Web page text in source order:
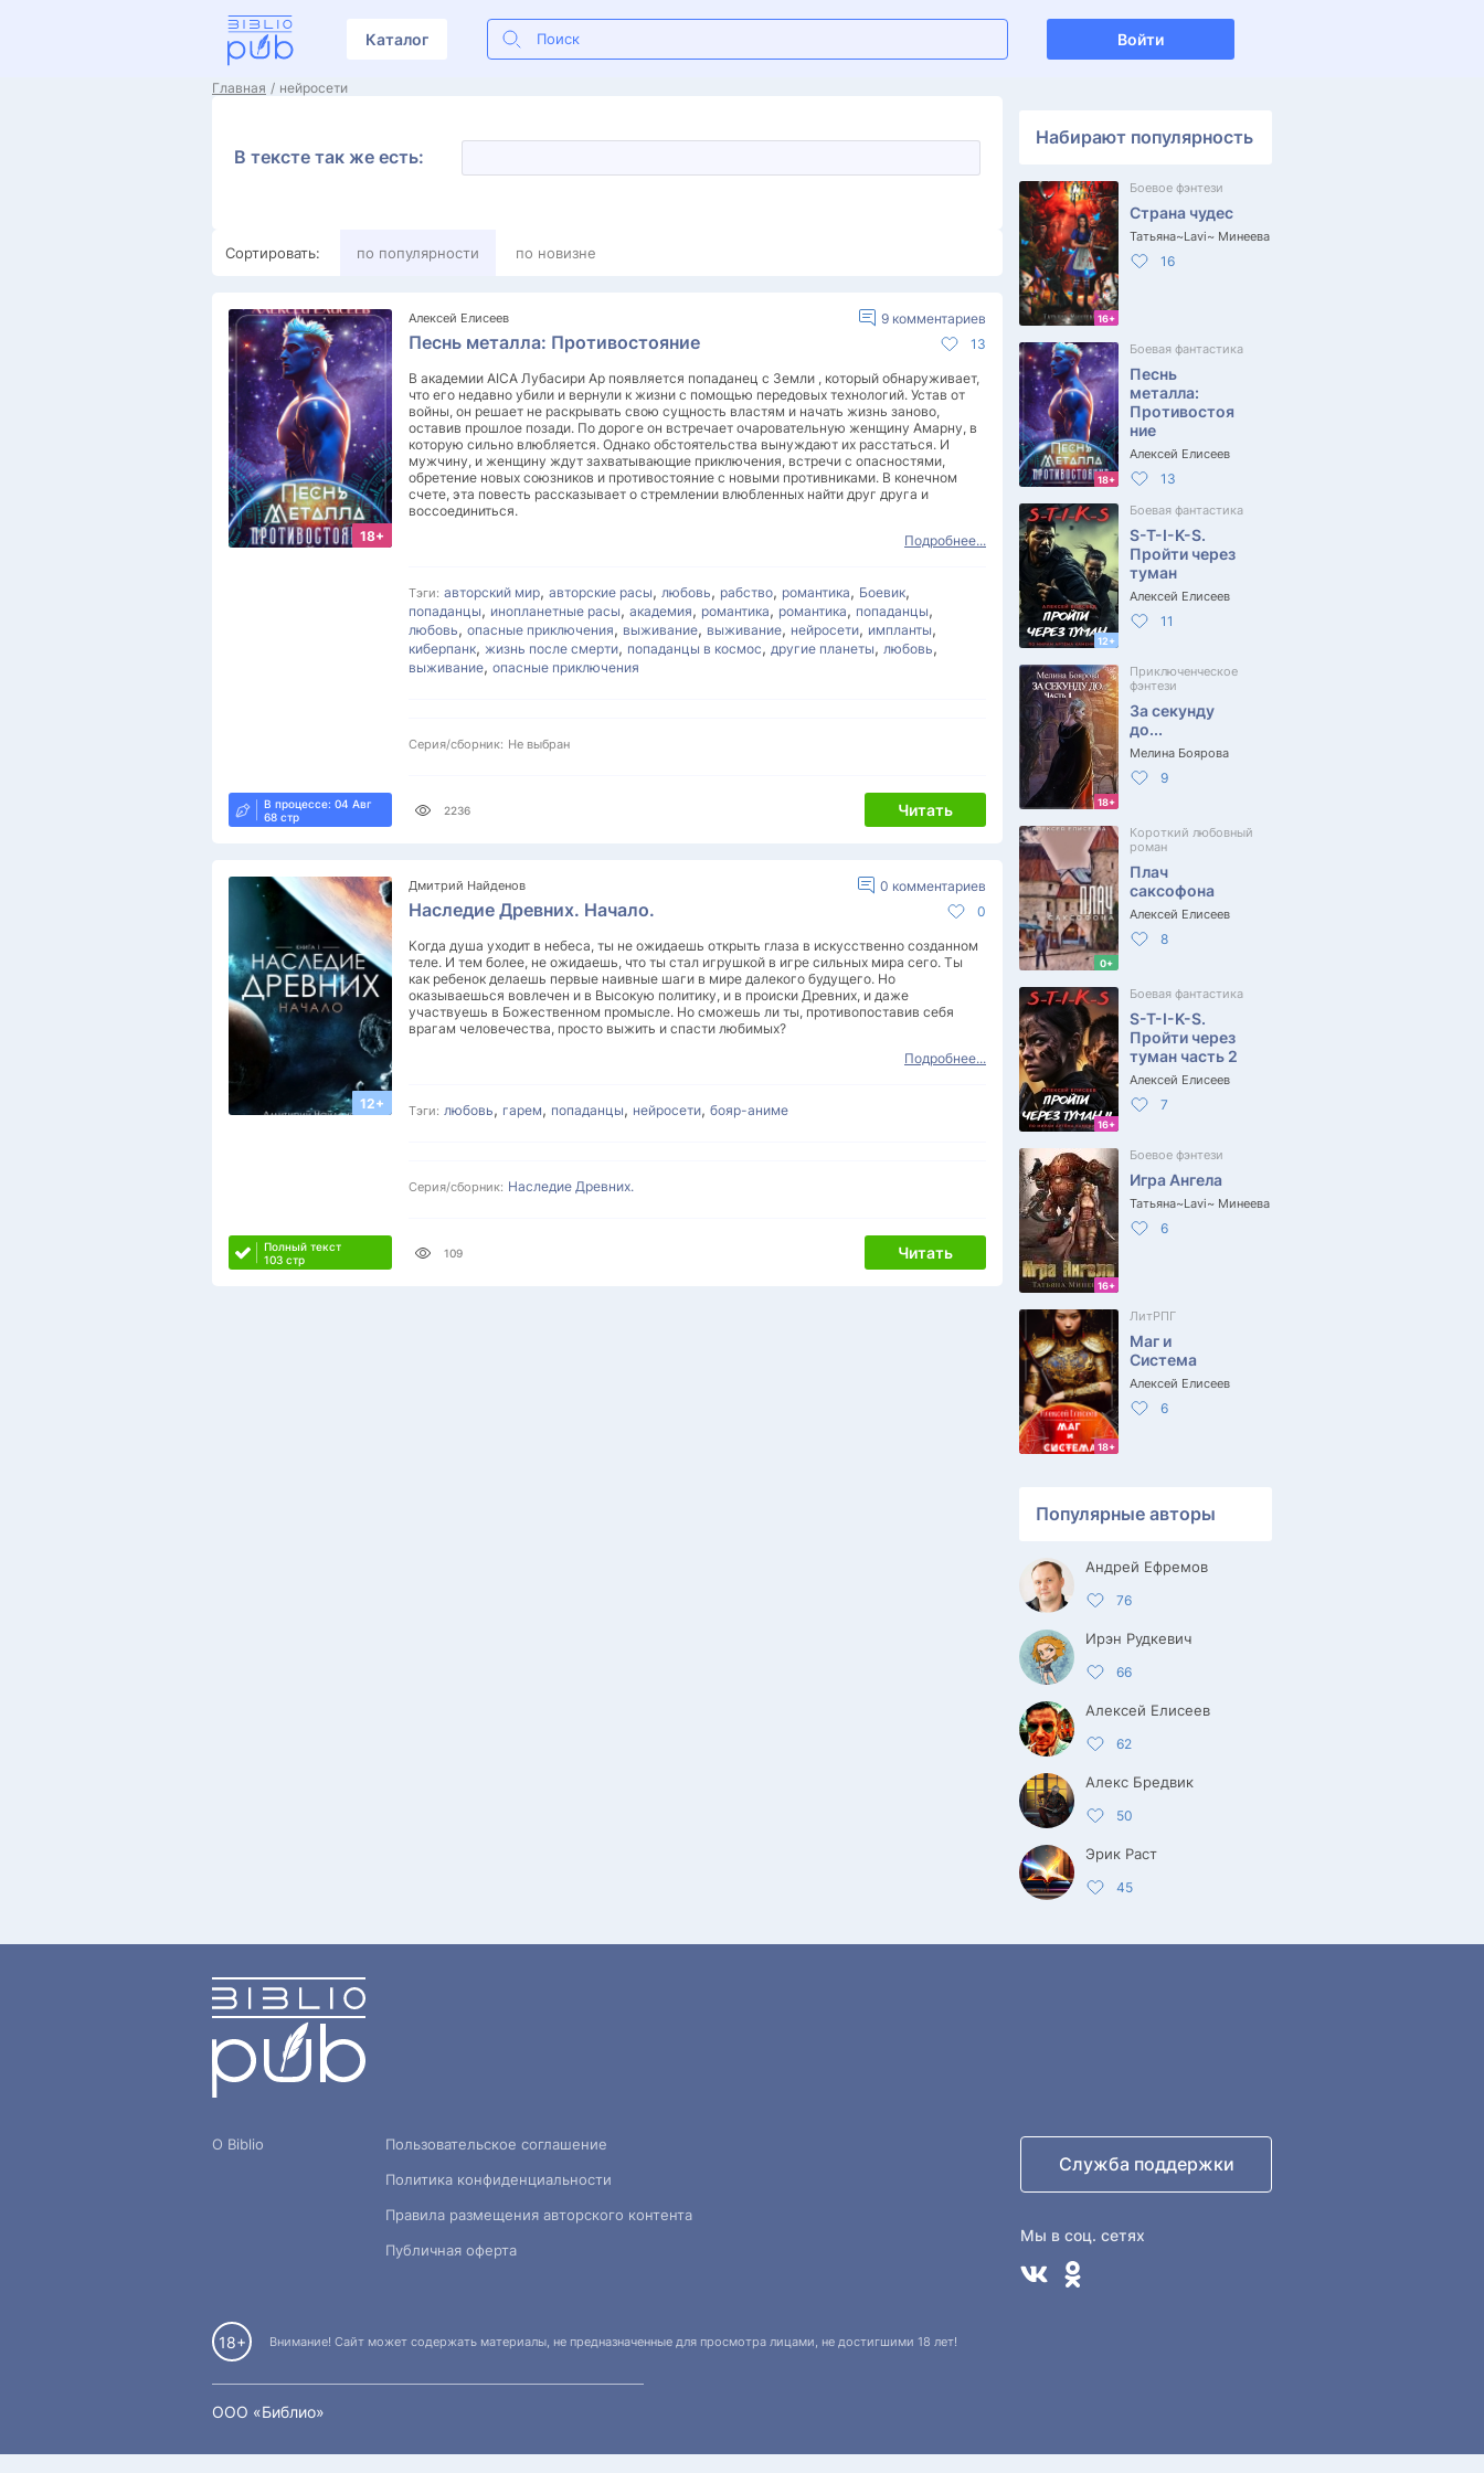
Каталог Войти
Главная нейросети
В тексте так же есть:
Сортировать: по популярности по новизне
18+
Алексей Елисеев 9 комментариев
Песнь металла: Противостояние 13
В академии AICA Лубасири Ар появляется попаданец с Земли , который обнаруживает,
что его недавно убили и вернули к жизни с помощью передовых технологий. Устав от
войны, он решает не раскрывать свою сущность властям и начать жизнь заново,
оставив прошлое позади. По дороге он встречает очаровательную женщину Амарну, в
которую сильно влюбляется. Однако обстоятельства вынуждают их расстаться. И
мужчину, и женщину ждут захватывающие приключения, встречи с опасностями,
обретение новых союзников и противостояние с новыми противниками. В конечном
счете, эта повесть рассказывает о стремлении влюбленных найти друг друга и
воссоединиться.
Подробнее...
Тэги: авторский мир, авторские расы, любовь, рабство, романтика, Боевик,
попаданцы, инопланетные расы, академия, романтика, романтика, попаданцы,
любовь, опасные приключения, выживание, выживание, нейросети, импланты,
киберпанк, жизнь после смерти, попаданцы в космос, другие планеты, любовь,
выживание, опасные приключения
Серия/сборник: Не выбран
В процессе: 04 Авг
68 стр
2236 Читать
12+
Дмитрий Найденов 0 комментариев
Наследие Древних. Начало. 0
Когда душа уходит в небеса, ты не ожидаешь открыть глаза в искусственно созданном
теле. И тем более, не ожидаешь, что ты стал игрушкой в игре сильных мира сего. Ты
как ребенок делаешь первые наивные шаги в мире далекого будущего. Но
оказываешься вовлечен и в Высокую политику, и в происки Древних, и даже
участвуешь в Божественном промысле. Но сможешь ли ты, противопоставив себя
врагам человечества, просто выжить и спасти любимых?
Подробнее...
Тэги: любовь, гарем, попаданцы, нейросети, бояр-аниме
Серия/сборник: Наследие Древних.
Полный текст
103 стр
109 Читать
Набирают популярность
16+
Боевое фэнтези
Страна чудес
Татьяна~Lavi~ Минеева
16
18+
Боевая фантастика
Песнь
металла:
Противостоя
ние
Алексей Елисеев
13
12+
Боевая фантастика
S-T-I-K-S.
Пройти через
туман
Алексей Елисеев
11
18+
Приключенческое
фэнтези
За секунду
до...
Мелина Боярова
9
0+
Короткий любовный
роман
Плач
саксофона
Алексей Елисеев
8
16+
Боевая фантастика
S-T-I-K-S.
Пройти через
туман часть 2
Алексей Елисеев
7
16+
Боевое фэнтези
Игра Ангела
Татьяна~Lavi~ Минеева
6
18+
ЛитРПГ
Маг и
Система
Алексей Елисеев
6
Популярные авторы
Андрей Ефремов
76
Ирэн Рудкевич
66
Алексей Елисеев
62
Алекс Бредвик
50
Эрик Раст
45
О Biblio
Пользовательское соглашение
Политика конфиденциальности
Правила размещения авторского контента
Публичная оферта
Служба поддержки
Мы в соц. сетях
18+ Внимание! Сайт может содержать материалы, не предназначенные для просмотра лицами, не достигшими 18 лет!
OOO «Библио»